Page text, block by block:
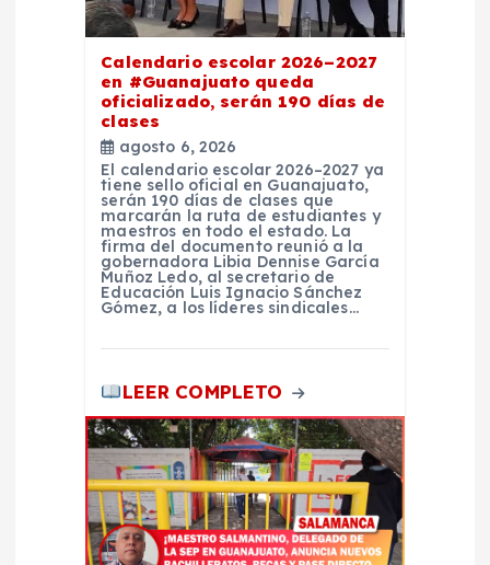
Calendario escolar 2026–2027
en #Guanajuato queda
oficializado, serán 190 días de
clases
agosto 6, 2026
El calendario escolar 2026–2027 ya
tiene sello oficial en Guanajuato,
serán 190 días de clases que
marcarán la ruta de estudiantes y
maestros en todo el estado. La
firma del documento reunió a la
gobernadora Libia Dennise García
Muñoz Ledo, al secretario de
Educación Luis Ignacio Sánchez
Gómez, a los líderes sindicales…
LEER COMPLETO